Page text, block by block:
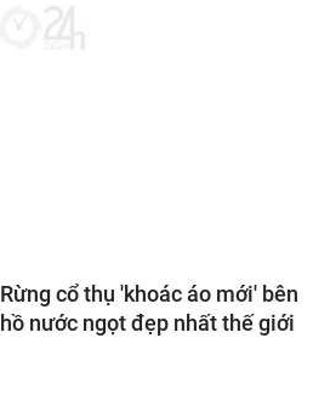
Rừng cổ thụ 'khoác áo mới' bên
hồ nước ngọt đẹp nhất thế giới